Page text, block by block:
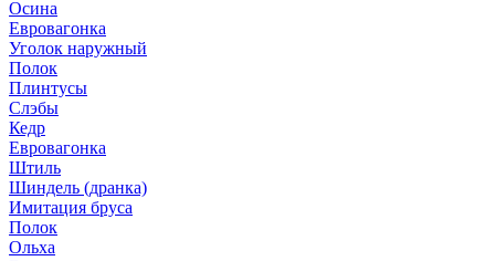
Осина
Евровагонка
Уголок наружный
Полок
Плинтусы
Слэбы
Кедр
Евровагонка
Штиль
Шиндель (дранка)
Имитация бруса
Полок
Ольха